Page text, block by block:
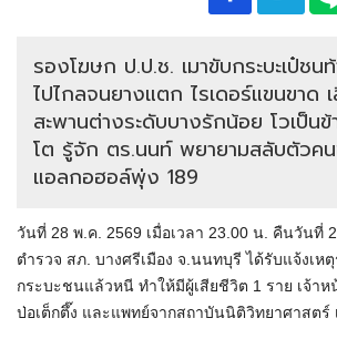
รองโฆษก ป.ป.ช. เมาขับกระบะเป๋ชน
ไปไกลจนยางแตก ไรเดอร์แขนขาด
สะพานต่างระดับบางรักน้อย โวเป็น
โต รู้จัก ตร.นนท์ พยายามสลับตัวคน
แอลกอฮอล์พุ่ง 189
วันที่ 28 พ.ค. 2569 เมื่อเวลา 23.00 น. คืนวันที่
ตำรวจ สภ. บางศรีเมือง จ.นนทบุรี ได้รับแจ้งเห
กระบะชนแล้วหนี ทำให้มีผู้เสียชีวิต 1 ราย เจ้า
ป่อเต็กตึ๊ง และแพทย์จากสถาบันนิติวิทยาศาสตร์